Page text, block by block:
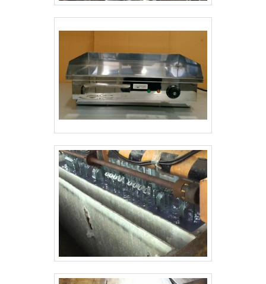
METÁLICAS DE QUALIDADEEntão conte com
visando proporcionar a máxima satisfação a
cada um. Dessa forma, a empresa se torna
uma referência no segmento industrial. .